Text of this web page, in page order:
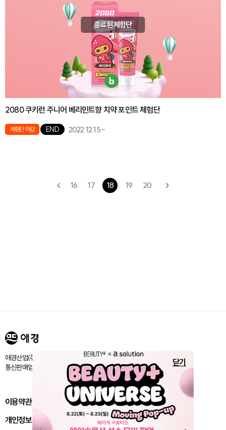
종료된 체험단
2080 쿠키런 주니어 베리민트향 치약 포인트 체험단
체험단 마감 END 2022.12.15-
16 17 18 19 20
닫기
애경산업㈜ 서울시 마포구 양화로 188 / 고객센터:080-024-1357
통신판매업신고번호 : 제 2018-서울마포-1843호
이용약관
개인정보처리방침